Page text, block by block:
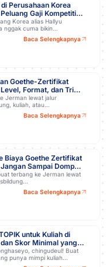
Perusahaan Korea
Gaji Kompetitif
Bahasanya!
Korea alias Hallyu
nggak cuma bikin…
Baca Selengkapnya
Goethe-Zertifikat
Format, dan Trik
Jerman lewat jalur
kuliah, atau…
Baca Selengkapnya
Biaya Goethe Zertifikat
Sampai Dompet
terbang ke Jerman lewat
Baca Selengkapnya
untuk Kuliah di
Skor Minimal yang
chingudeul! Buat
punya mimpi kuliah…